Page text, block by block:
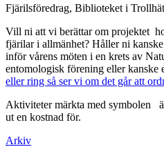
Fjärilsföredrag, Biblioteket i
Vill ni att vi berättar om projektet
fjärilar i allmänhet? Håller ni
inför vårens möten i en krets av
entomologisk förening eller kanske
eller ring så ser vi om det går att
Aktiviteter märkta med symbolen
ut en kostnad för.
Arkiv